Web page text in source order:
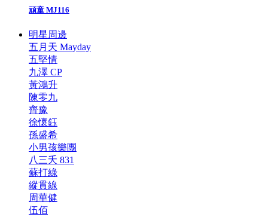
頑童 MJ116
明星周邊
五月天 Mayday
五堅情
九澤 CP
黃鴻升
陳零九
齊豫
徐懷鈺
孫盛希
小男孩樂團
八三夭 831
蘇打綠
縱貫線
周華健
伍佰